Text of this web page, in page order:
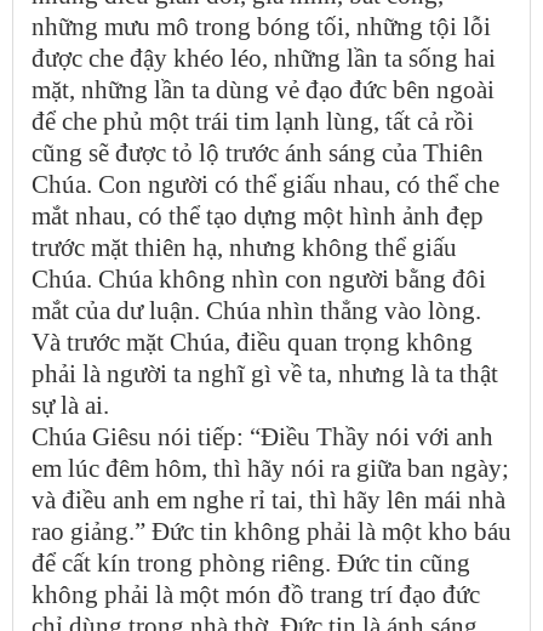
những mưu mô trong bóng tối, những tội lỗi
được che đậy khéo léo, những lần ta sống hai
mặt, những lần ta dùng vẻ đạo đức bên ngoài
để che phủ một trái tim lạnh lùng, tất cả rồi
cũng sẽ được tỏ lộ trước ánh sáng của Thiên
Chúa. Con người có thể giấu nhau, có thể che
mắt nhau, có thể tạo dựng một hình ảnh đẹp
trước mặt thiên hạ, nhưng không thể giấu
Chúa. Chúa không nhìn con người bằng đôi
mắt của dư luận. Chúa nhìn thẳng vào lòng.
Và trước mặt Chúa, điều quan trọng không
phải là người ta nghĩ gì về ta, nhưng là ta thật
sự là ai.
Chúa Giêsu nói tiếp: “Điều Thầy nói với anh
em lúc đêm hôm, thì hãy nói ra giữa ban ngày;
và điều anh em nghe rỉ tai, thì hãy lên mái nhà
rao giảng.” Đức tin không phải là một kho báu
để cất kín trong phòng riêng. Đức tin cũng
không phải là một món đồ trang trí đạo đức